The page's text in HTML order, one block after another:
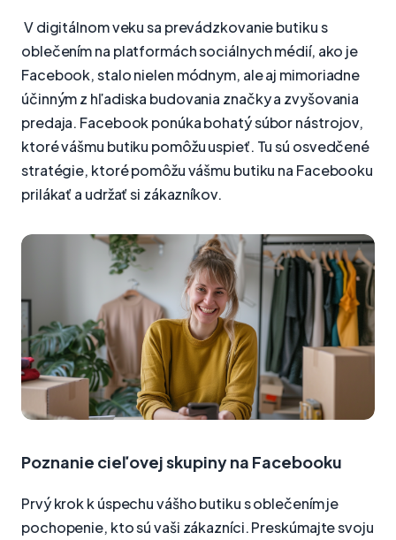
V digitálnom veku sa prevádzkovanie butiku s
oblečením na platformách sociálnych médií, ako je
Facebook, stalo nielen módnym, ale aj mimoriadne
účinným z hľadiska budovania značky a zvyšovania
predaja. Facebook ponúka bohatý súbor nástrojov,
ktoré vášmu butiku pomôžu uspieť. Tu sú osvedčené
stratégie, ktoré pomôžu vášmu butiku na Facebooku
prilákať a udržať si zákazníkov.
Poznanie cieľovej skupiny na Facebooku
Prvý krok k úspechu vášho butiku s oblečením je
pochopenie, kto sú vaši zákazníci. Preskúmajte svoju